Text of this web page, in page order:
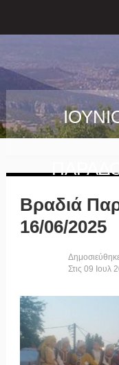
Βραδιά
16/06/2025
Στις 09 Ιουλ